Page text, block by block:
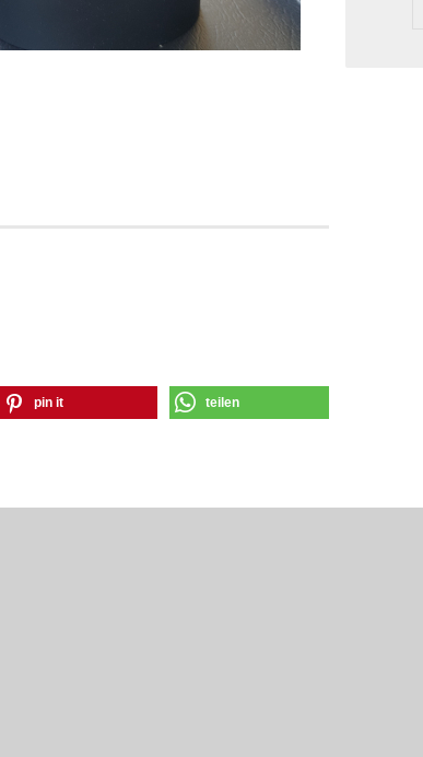
pin it teilen